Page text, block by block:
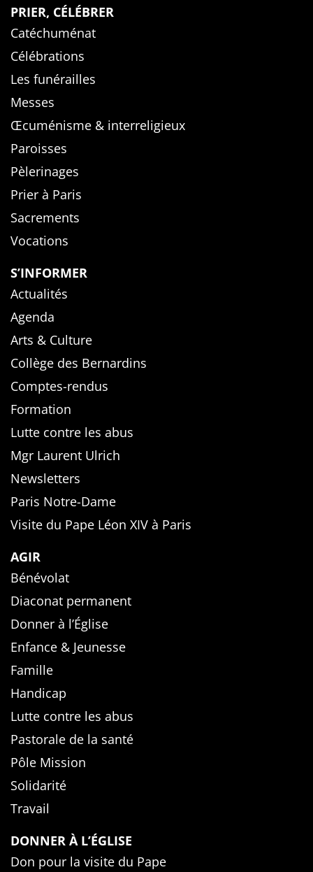
PRIER, CÉLÉBRER
Catéchuménat
Célébrations
Les funérailles
Messes
Œcuménisme & interreligieux
Paroisses
Pèlerinages
Prier à Paris
Sacrements
Vocations
S’INFORMER
Actualités
Agenda
Arts & Culture
Collège des Bernardins
Comptes-rendus
Formation
Lutte contre les abus
Mgr Laurent Ulrich
Newsletters
Paris Notre-Dame
Visite du Pape Léon XIV à Paris
AGIR
Bénévolat
Diaconat permanent
Donner à l’Église
Enfance & Jeunesse
Famille
Handicap
Lutte contre les abus
Pastorale de la santé
Pôle Mission
Solidarité
Travail
DONNER À L’ÉGLISE
Don pour la visite du Pape